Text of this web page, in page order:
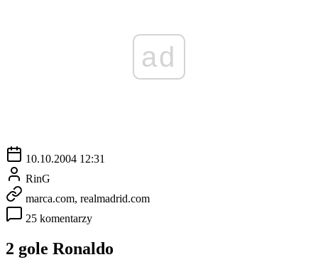
ad
10.10.2004 12:31
RinG
marca.com, realmadrid.com
25 komentarzy
2 gole Ronaldo